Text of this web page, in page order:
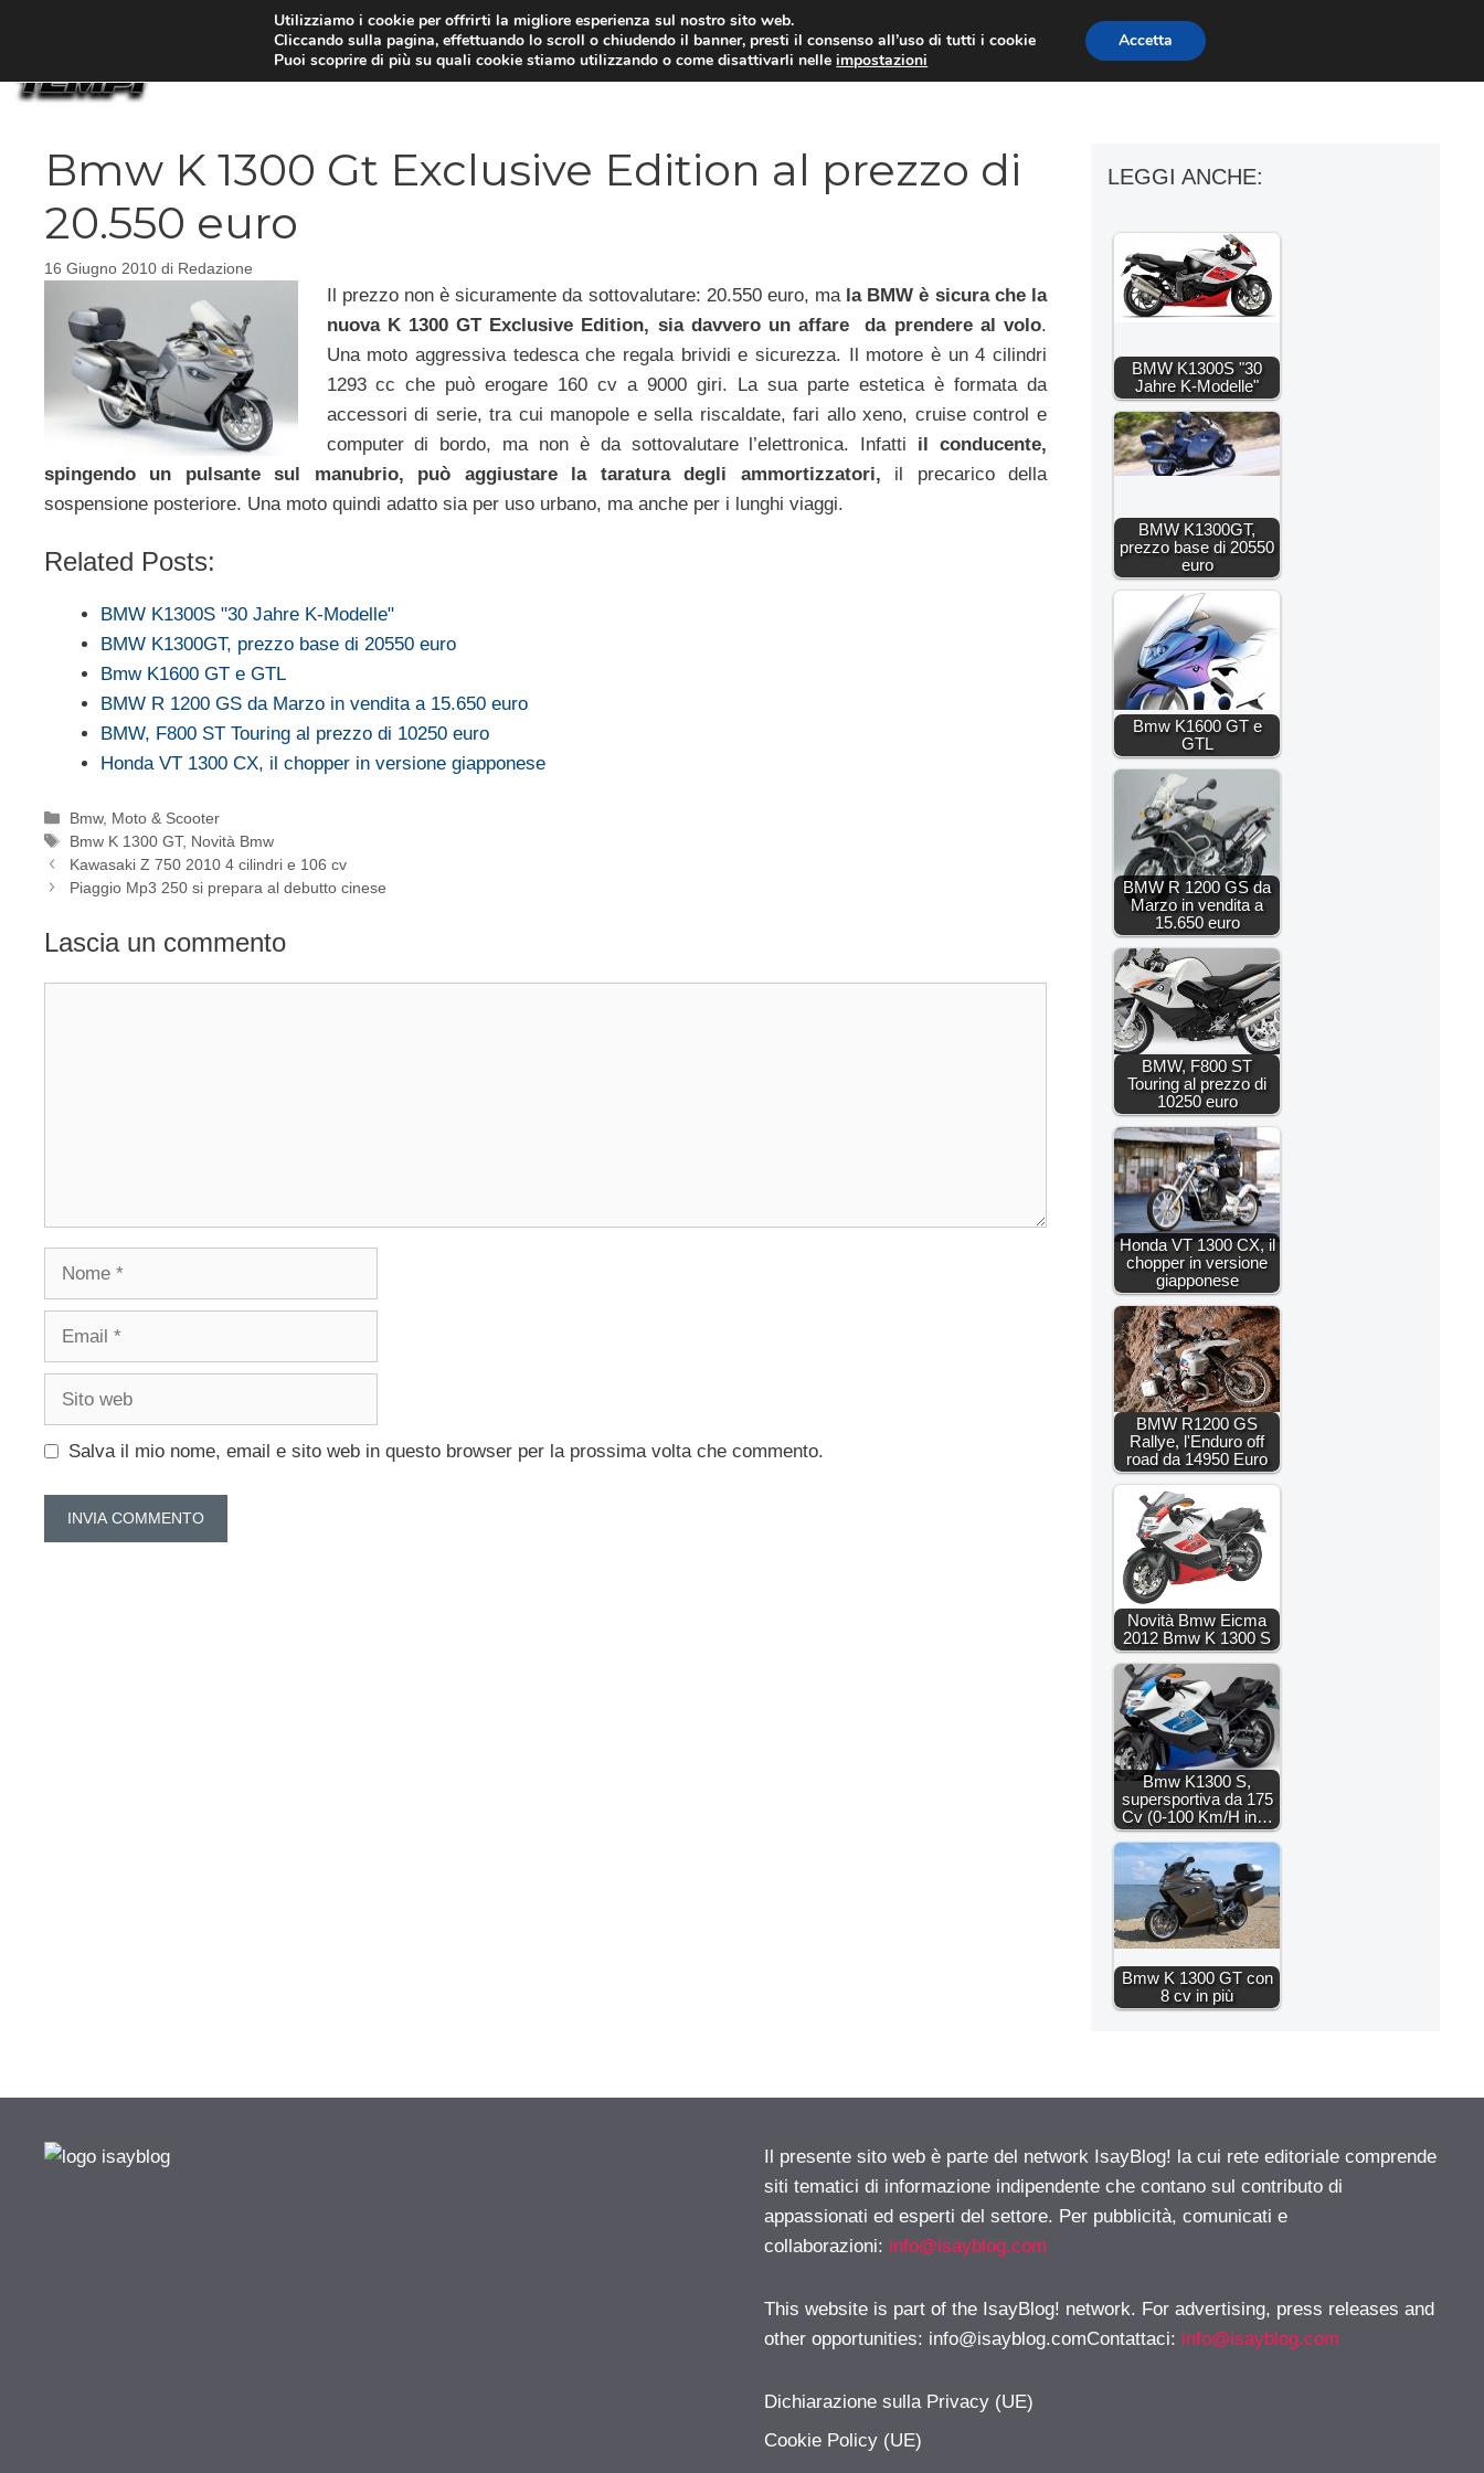
MOTO NEWS ACCESSORI MOTO MOTO GP
Bmw K 1300 Gt Exclusive Edition al prezzo di
20.550 euro
16 Giugno 2010 di Redazione
Il prezzo non è sicuramente da sottovalutare: 20.550 euro, ma la BMW è sicura che la
nuova K 1300 GT Exclusive Edition, sia davvero un affare da prendere al volo.
Una moto aggressiva tedesca che regala brividi e sicurezza. Il motore è un 4 cilindri
1293 cc che può erogare 160 cv a 9000 giri. La sua parte estetica è formata da
accessori di serie, tra cui manopole e sella riscaldate, fari allo xeno, cruise control e
computer di bordo, ma non è da sottovalutare l’elettronica. Infatti il conducente,
spingendo un pulsante sul manubrio, può aggiustare la taratura degli ammortizzatori, il precarico della
sospensione posteriore. Una moto quindi adatto sia per uso urbano, ma anche per i lunghi viaggi.
Related Posts:
BMW K1300S "30 Jahre K-Modelle"
BMW K1300GT, prezzo base di 20550 euro
Bmw K1600 GT e GTL
BMW R 1200 GS da Marzo in vendita a 15.650 euro
BMW, F800 ST Touring al prezzo di 10250 euro
Honda VT 1300 CX, il chopper in versione giapponese
Categorie
Bmw, Moto & Scooter
Tag
Bmw K 1300 GT, Novità Bmw
Kawasaki Z 750 2010 4 cilindri e 106 cv
Piaggio Mp3 250 si prepara al debutto cinese
Lascia un commento
Nome
Email
Sito
Salva il mio nome, email e sito web in questo browser per la prossima volta che commento.
LEGGI ANCHE:
BMW K1300S "30
Jahre K-Modelle"
BMW K1300GT,
prezzo base di 20550
euro
Bmw K1600 GT e
GTL
BMW R 1200 GS da
Marzo in vendita a
15.650 euro
BMW, F800 ST
Touring al prezzo di
10250 euro
Honda VT 1300 CX, il
chopper in versione
giapponese
BMW R1200 GS
Rallye, l'Enduro off
road da 14950 Euro
Novità Bmw Eicma
2012 Bmw K 1300 S
Bmw K1300 S,
supersportiva da 175
Cv (0-100 Km/H in…
Bmw K 1300 GT con
8 cv in più
Il presente sito web è parte del network IsayBlog! la cui rete editoriale comprende
siti tematici di informazione indipendente che contano sul contributo di
appassionati ed esperti del settore. Per pubblicità, comunicati e
collaborazioni: info@isayblog.com
This website is part of the IsayBlog! network. For advertising, press releases and
other opportunities: info@isayblog.comContattaci: info@isayblog.com
Dichiarazione sulla Privacy (UE)
Cookie Policy (UE)
Utilizziamo i cookie per offrirti la migliore esperienza sul nostro sito web.
Cliccando sulla pagina, effettuando lo scroll o chiudendo il banner, presti il consenso all’uso di tutti i cookie
Puoi scoprire di più su quali cookie stiamo utilizzando o come disattivarli nelleimpostazioni
Accetta